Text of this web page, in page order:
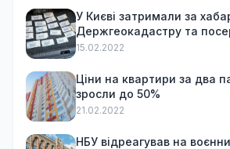
У Києві затримали за
Держгеокадастру та
15.02.2022
Ціни на квартири за два
зросли до 50%
21.02.2022
НБУ відреагував на